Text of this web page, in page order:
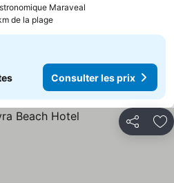
Maraveal
de la plage
Consulter les prix
Partager